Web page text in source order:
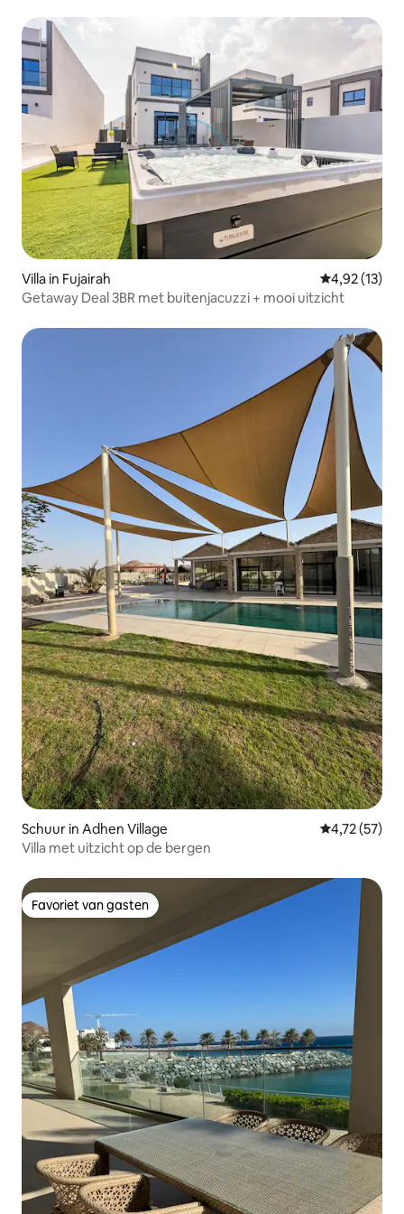
Villa in Fujairah Gemiddelde
4,92 (13)
Getaway Deal 3BR met buitenjacuzzi + mooi uitzicht
Schuur in Adhen Village Gemiddelde
4,72 (57)
Villa met uitzicht op de bergen
Favoriet van gasten
Favoriet van gasten